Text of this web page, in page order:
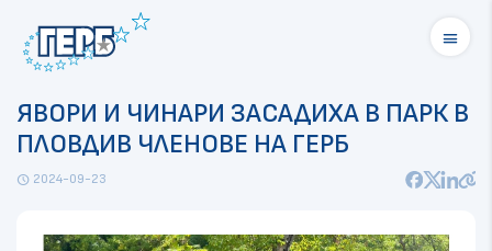
menu
ЯВОРИ И ЧИНАРИ ЗАСАДИХА В ПАРК В
ПЛОВДИВ ЧЛЕНОВЕ НА ГЕРБ
schedule 2024-09-23